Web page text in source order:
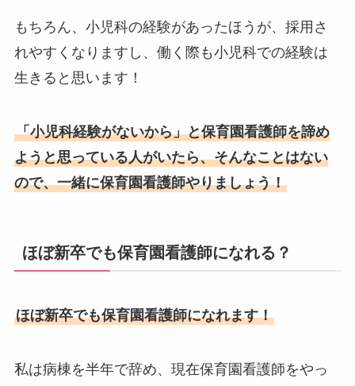
もちろん、小児科の経験があったほうが、採用さ
れやすくなりますし、働く際も小児科での経験は
生きると思います！
「小児科経験がないから」と保育園看護師を諦め
ようと思っている人がいたら、そんなことはない
ので、一緒に保育園看護師やりましょう！
ほぼ新卒でも保育園看護師になれる？
ほぼ新卒でも保育園看護師になれます！
私は病棟を半年で辞め、現在保育園看護師をやっ